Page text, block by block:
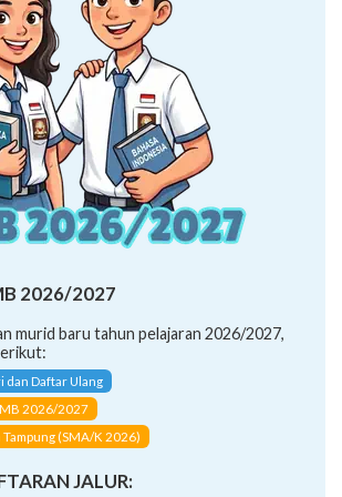
2026/2027
murid baru tahun pelajaran 2026/2027,
dan Daftar Ulang
2026/2027
Tampung (SMA/K 2026)
JALUR: